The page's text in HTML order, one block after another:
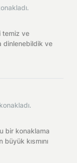
temiz ve
dinlenebildik ve
bir konaklama
kısmını